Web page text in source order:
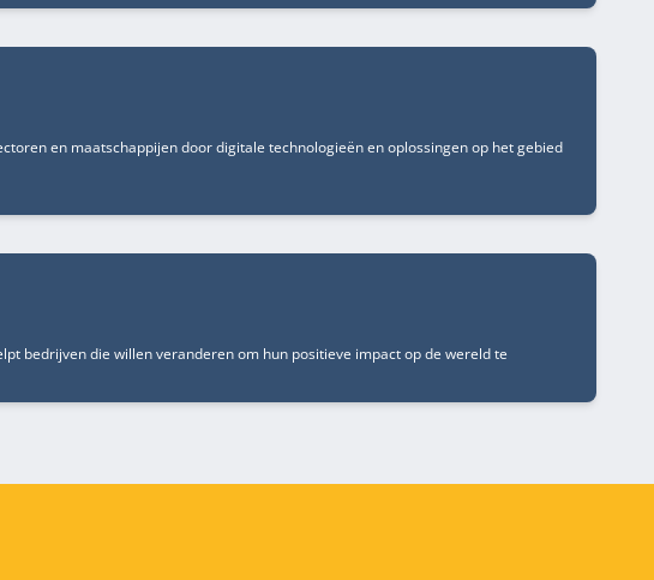
en maatschappijen door digitale technologieën en oplossingen op het gebied
bedrijven die willen veranderen om hun positieve impact op de wereld te